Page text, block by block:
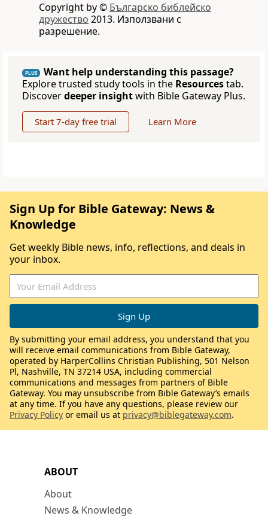
Copyright by © Българско библейско
дружество 2013. Използвани с
разрешение.
PLUS
Want help understanding this passage?
Explore trusted study tools in the Resourcestab.
Discoverdeeper insightwith Bible Gateway Plus.
Start 7-day free trial Learn More
ABOUT
About
News & Knowledge
Sign Up for Bible Gateway: News &
Knowledge
Get weekly Bible news, info, reflections, and deals in
your inbox.
By submitting your email address, you understand that you
will receive email communications from Bible Gateway,
operated by HarperCollins Christian Publishing, 501 Nelson
Pl, Nashville, TN 37214 USA, including commercial
communications and messages from partners of Bible
Gateway. You may unsubscribe from Bible Gateway’s emails
at any time. If you have any questions, please review our
Privacy Policy or email us at privacy@biblegateway.com.